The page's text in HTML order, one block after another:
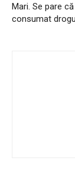
Mari. Se pare
consumat